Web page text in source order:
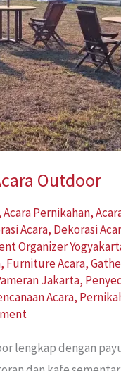
Outdoor
Acara Pernikahan,
Acara, Dekorasi
Organizer
, Furniture Acara,
Jakarta,
Acara,
lengkap dengan